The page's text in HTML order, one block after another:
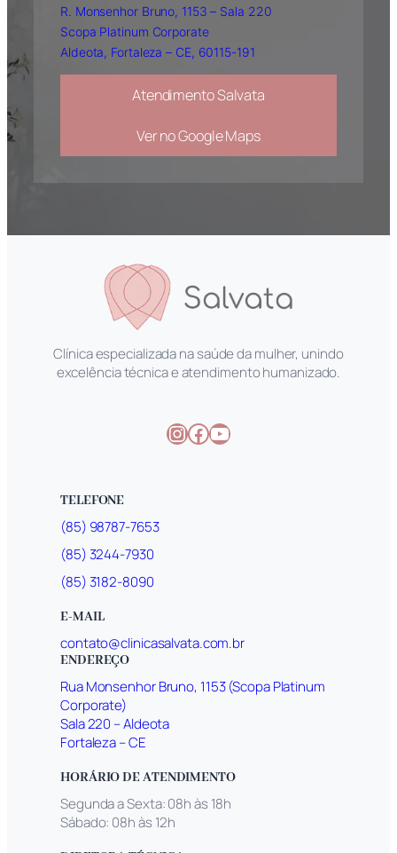
R. Monsenhor Bruno, 1153 – Sala 220
Scopa Platinum Corporate
Aldeota, Fortaleza – CE, 60115-191
Atendimento Salvata
Ver no Google Maps
Clínica especializada na saúde da mulher, unindo
excelência técnica e atendimento humanizado.
InstagramFacebook Youtube
TELEFONE
(85) 98787-7653
(85) 3244-7930
(85) 3182-8090
E-MAIL
contato@clinicasalvata.com.br
ENDEREÇO
Rua Monsenhor Bruno, 1153 (Scopa Platinum
Corporate)
Sala 220 – Aldeota
Fortaleza – CE
HORÁRIO DE ATENDIMENTO
Segunda a Sexta: 08h às 18h
Sábado: 08h às 12h